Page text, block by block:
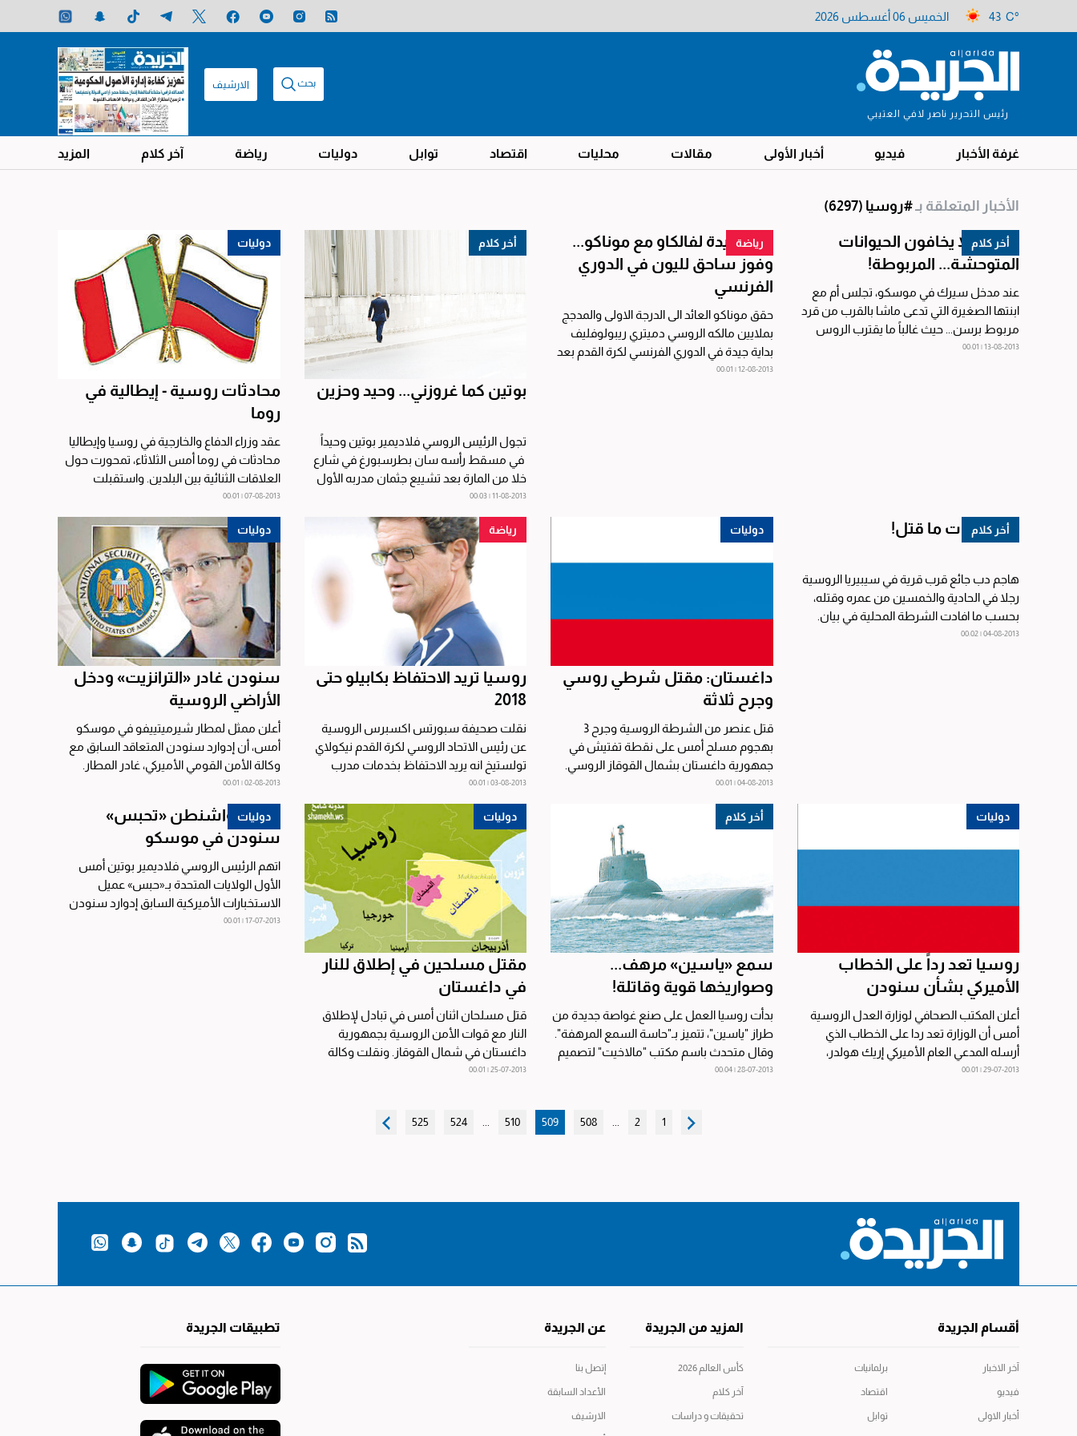
43 C° الخميس 06 أغسطس 2026
رئيس التحرير ناصر لافي العتيبي
بحث الارشيف
غرفة الأخبار فيديو أخبار الأولى مقالات محليات اقتصاد توابل دوليات رياضة آخر كلام المزيد
الأخبار المتعلقة بـ#روسيا (6297)
أخر كلام
الروس لا يخافون الحيوانات
المتوحشة... المربوطة!
عند مدخل سيرك في موسكو، تجلس أم مع
ابنتها الصغيرة التي تدعى ماشا بالقرب من قرد
مربوط برسن... حيث غالباً ما يقترب الروس
من الحيوانات...
13-08-2013 | 00:01
رياضة
بداية جيدة لفالكاو مع موناكو...
وفوز ساحق لليون في الدوري
الفرنسي
حقق موناكو العائد الى الدرجة الاولى والمدجج
بملايين مالكه الروسي دميتري ريبولوفليف
بداية جيدة في الدوري الفرنسي لكرة القدم بعد
فوزه على...
12-08-2013 | 00:01
أخر كلام
بوتين كما غروزني... وحيد وحزين
تجول الرئيس الروسي فلاديمير بوتين وحيداً
في مسقط رأسه سان بطرسبورغ في شارع
خلا من المارة بعد تشييع جثمان مدربه الأول
للجودو، بحسب ما...
11-08-2013 | 00:03
دوليات
محادثات روسية - إيطالية في
روما
عقد وزراء الدفاع والخارجية في روسيا وإيطاليا
محادثات في روما أمس الثلاثاء، تمحورت حول
العلاقات الثنائية بين البلدين. واستقبلت
وزيرة...
07-08-2013 | 00:01
أخر كلام
ومن التوت ما قتل!
هاجم دب جائع قرب قرية في سيبيريا الروسية
رجلا في الحادية والخمسين من عمره وقتله،
بحسب ما افادت الشرطة المحلية في بيان.
ووقع الحادث بينما...
04-08-2013 | 00:02
دوليات
داغستان: مقتل شرطي روسي
وجرح ثلاثة
قتل عنصر من الشرطة الروسية وجرح 3
بهجوم مسلح أمس على نقطة تفتيش في
جمهورية داغستان بشمال القوقاز الروسي.
ونقلت وكالة أنباء «نوفوستي»...
04-08-2013 | 00:01
رياضة
روسيا تريد الاحتفاظ بكابيلو حتى
2018
نقلت صحيفة سبورتس اكسبرس الروسية
عن رئيس الاتحاد الروسي لكرة القدم نيكولاي
تولستيخ انه يريد الاحتفاظ بخدمات مدرب
المنتخب الوطني...
03-08-2013 | 00:01
دوليات
سنودن غادر «الترانزيت» ودخل
الأراضي الروسية
أعلن ممثل لمطار شيرميتييفو في موسكو
أمس، أن إدوارد سنودن المتعاقد السابق مع
وكالة الأمن القومي الأميركي، غادر المطار.
وقال في تصريح...
02-08-2013 | 00:01
دوليات
روسيا تعد رداً على الخطاب
الأميركي بشأن سنودن
أعلن المكتب الصحافي لوزارة العدل الروسية
أمس أن الوزارة تعد ردا على الخطاب الذي
أرسله المدعي العام الأميركي إريك هولدر،
ويسعى من خلاله...
29-07-2013 | 00:01
أخر كلام
سمع «ياسين» مرهف...
وصواريخها قوية وقاتلة!
بدأت روسيا العمل على صنع غواصة جديدة من
طراز "ياسين"، تتميز بـ"حاسة السمع المرهفة".
وقال متحدث باسم مكتب "مالاخيت" لتصميم
السفن في مدينة...
28-07-2013 | 00:04
دوليات
مقتل مسلحين في إطلاق للنار
في داغستان
قتل مسلحان اثنان أمس في تبادل لإطلاق
النار مع قوات الأمن الروسية بجمهورية
داغستان في شمال القوقاز. ونقلت وكالة
الأنباء الروسية «نوفوستي»...
25-07-2013 | 00:01
دوليات
بوتين: واشنطن «تحبس»
سنودن في موسكو
اتهم الرئيس الروسي فلاديمير بوتين أمس
الأول الولايات المتحدة بـ«حبس» عميل
الاستخبارات الأميركية السابق إدوارد سنودن
في موسكو، مؤكداً...
17-07-2013 | 00:01
1
2
508
509
510
524
525
أقسام الجريدة
آخر الاخبار
فيديو
أخبار الاولى
برلمانيات
اقتصاد
توابل
المزيد من الجريدة
كأس العالم 2026
آخر كلام
تحقيقات و دراسات
عن الجريدة
إتصل بنا
الأعداد السابقة
الارشيف
تطبيقات الجريدة